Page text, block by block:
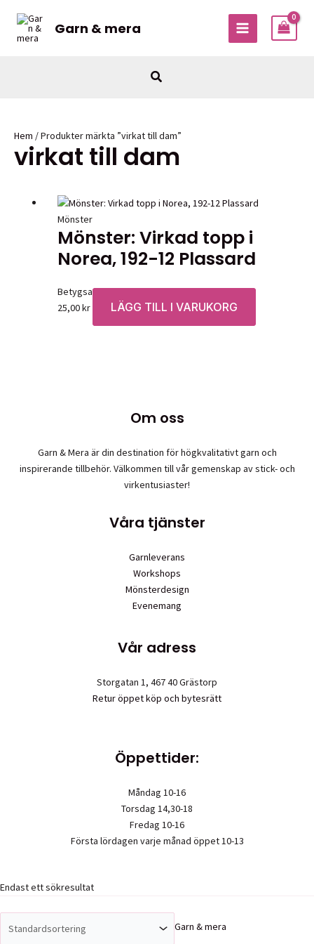
innehåll
Garn & mera
MAIN
Sök
Hem / Produkter märkta ”virkat till dam”
virkat till dam
Endast ett sökresultat
Mönster
Mönster: Virkad topp i
Norea, 192-12 Plassard
Betygsatt0av 5
25,00kr LÄGG TILL I VARUKORG
Om oss
Garn & Mera är din destination för högkvalitativt garn och
inspirerande tillbehör. Välkommen till vår gemenskap av stick- och
virkentusiaster!
Våra tjänster
Garnleverans
Workshops
Mönsterdesign
Evenemang
Vår adress
Storgatan 1, 467 40 Grästorp
Retur öppet köp och bytesrätt
Öppettider:
Måndag 10-16
Torsdag 14,30-18
Fredag 10-16
Första lördagen varje månad öppet 10-13
Upphovsrätt © 2026 Garn & mera